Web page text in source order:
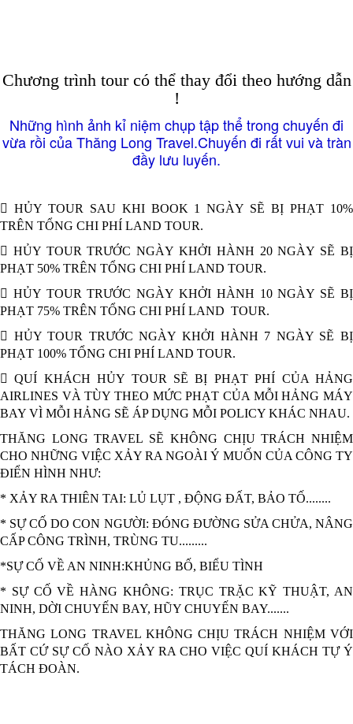
Chương trình tour có thể thay đổi theo hướng dẫn
!
Những hình ảnh kỉ niệm chụp tập thể trong chuyến đi
vừa rồi của Thăng Long Travel.Chuyến đi rất vui và tràn
đầy lưu luyến.
 HỦY TOUR SAU KHI BOOK 1 NGÀY SẼ BỊ PHẠT 10%
TRÊN TỔNG CHI PHÍ LAND TOUR.
 HỦY TOUR TRƯỚC NGÀY KHỞI HÀNH 20 NGÀY SẼ BỊ
PHẠT 50% TRÊN TỔNG CHI PHÍ LAND TOUR.
 HỦY TOUR TRƯỚC NGÀY KHỞI HÀNH 10 NGÀY SẼ BỊ
PHẠT 75% TRÊN TỔNG CHI PHÍ LAND TOUR.
 HỦY TOUR TRƯỚC NGÀY KHỞI HÀNH 7 NGÀY SẼ BỊ
PHẠT 100% TỔNG CHI PHÍ LAND TOUR.
 QUÍ KHÁCH HỦY TOUR SẼ BỊ PHẠT PHÍ CỦA HẢNG
AIRLINES VÀ TÙY THEO MỨC PHẠT CỦA MỖI HẢNG MÁY
BAY VÌ MỖI HẢNG SẼ ÁP DỤNG MỖI POLICY KHÁC NHAU.
THĂNG LONG TRAVEL SẼ KHÔNG CHỊU TRÁCH NHIỆM
CHO NHỮNG VIỆC XẢY RA NGOÀI Ý MUỐN CỦA CÔNG TY
ĐIỂN HÌNH NHƯ:
* XẢY RA THIÊN TAI: LỦ LỤT , ĐỘNG ĐẤT, BẢO TỐ........
* SỰ CỐ DO CON NGƯỜI: ĐÓNG ĐƯỜNG SỬA CHỬA, NÂNG
CẤP CÔNG TRÌNH, TRÙNG TU.........
*SỰ CỐ VỀ AN NINH:KHỦNG BỐ, BIỂU TÌNH
* SỰ CỐ VỀ HÀNG KHÔNG: TRỤC TRẶC KỸ THUẬT, AN
NINH, DỜI CHUYẾN BAY, HŨY CHUYẾN BAY.......
THĂNG LONG TRAVEL KHÔNG CHỊU TRÁCH NHIỆM VỚI
BẤT CỨ SỰ CỐ NÀO XẢY RA CHO VIỆC QUÍ KHÁCH TỰ Ý
TÁCH ĐOÀN.